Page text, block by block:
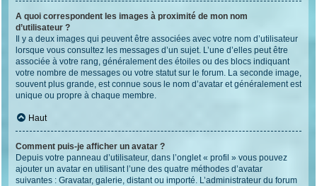
A quoi correspondent les images à proximité de mon nom
d’utilisateur ?
Il y a deux images qui peuvent être associées avec votre nom d’utilisateur
lorsque vous consultez les messages d’un sujet. L’une d’elles peut être
associée à votre rang, généralement des étoiles ou des blocs indiquant
votre nombre de messages ou votre statut sur le forum. La seconde image,
souvent plus grande, est connue sous le nom d’avatar et généralement est
unique ou propre à chaque membre.
Haut
Comment puis-je afficher un avatar ?
Depuis votre panneau d’utilisateur, dans l’onglet « profil » vous pouvez
ajouter un avatar en utilisant l’une des quatre méthodes d’avatar
suivantes : Gravatar, galerie, distant ou importé. L’administrateur du forum